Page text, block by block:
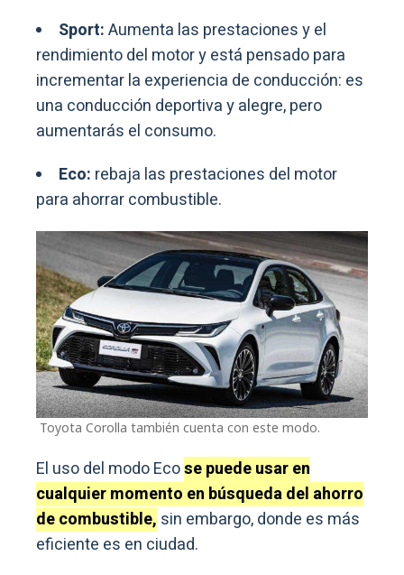
Sport:Aumenta las prestaciones y el
rendimiento del motor y está pensado para
incrementar la experiencia de conducción: es
una conducción deportiva y alegre, pero
aumentarás el consumo.
Eco: rebaja las prestaciones del motor
para ahorrar combustible.
Toyota Corolla también cuenta con este modo.
El uso del modo Ecose puede usar en
cualquier momento en búsqueda del ahorro
de combustible, sin embargo, donde es más
eficiente es en ciudad.